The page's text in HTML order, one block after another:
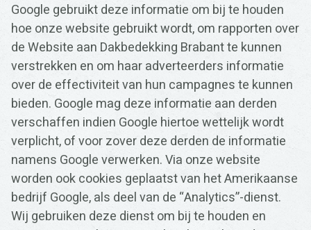
Google gebruikt deze informatie om bij te houden
hoe onze website gebruikt wordt, om rapporten over
de Website aan Dakbedekking Brabant te kunnen
verstrekken en om haar adverteerders informatie
over de effectiviteit van hun campagnes te kunnen
bieden. Google mag deze informatie aan derden
verschaffen indien Google hiertoe wettelijk wordt
verplicht, of voor zover deze derden de informatie
namens Google verwerken. Via onze website
worden ook cookies geplaatst van het Amerikaanse
bedrijf Google, als deel van de “Analytics”-dienst.
Wij gebruiken deze dienst om bij te houden en